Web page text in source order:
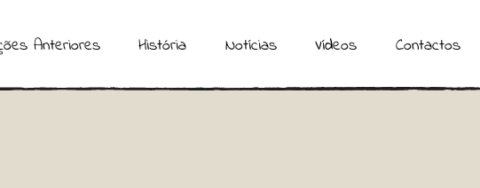
Anteriores História Notícias Vídeos Contactos